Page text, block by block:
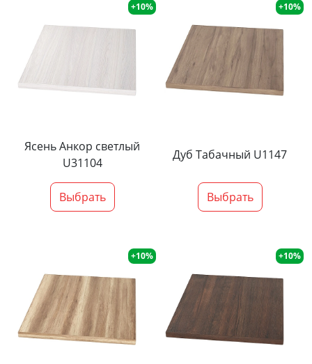
+10%
Ясень Анкор светлый
U31104
Выбрать
+10%
Дуб Табачный U1147
Выбрать
+10% +10%